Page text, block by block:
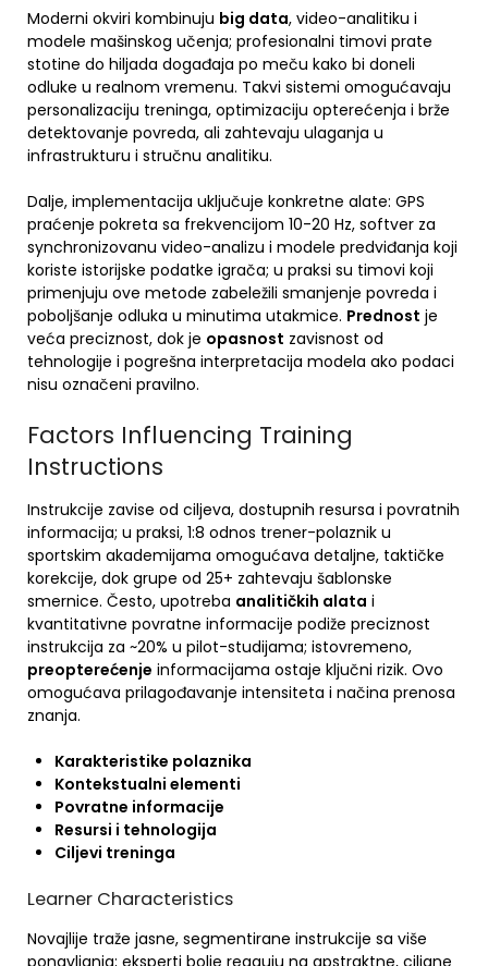
Moderni okviri kombinuju big data, video-analitiku i
modele mašinskog učenja; profesionalni timovi prate
stotine do hiljada događaja po meču kako bi doneli
odluke u realnom vremenu. Takvi sistemi omogućavaju
personalizaciju treninga, optimizaciju opterećenja i brže
detektovanje povreda, ali zahtevaju ulaganja u
infrastrukturu i stručnu analitiku.
Dalje, implementacija uključuje konkretne alate: GPS
praćenje pokreta sa frekvencijom 10-20 Hz, softver za
synchronizovanu video-analizu i modele predviđanja koji
koriste istorijske podatke igrača; u praksi su timovi koji
primenjuju ove metode zabeležili smanjenje povreda i
poboljšanje odluka u minutima utakmice. Prednost je
veća preciznost, dok je opasnost zavisnost od
tehnologije i pogrešna interpretacija modela ako podaci
nisu označeni pravilno.
Factors Influencing Training
Instructions
Instrukcije zavise od ciljeva, dostupnih resursa i povratnih
informacija; u praksi, 1:8 odnos trener-polaznik u
sportskim akademijama omogućava detaljne, taktičke
korekcije, dok grupe od 25+ zahtevaju šablonske
smernice. Često, upotreba analitičkih alata i
kvantitativne povratne informacije podiže preciznost
instrukcija za ~20% u pilot-studijama; istovremeno,
preopterećenje informacijama ostaje ključni rizik. Ovo
omogućava prilagođavanje intensiteta i načina prenosa
znanja.
Karakteristike polaznika
Kontekstualni elementi
Povratne informacije
Resursi i tehnologija
Ciljevi treninga
Learner Characteristics
Novajlije traže jasne, segmentirane instrukcije sa više